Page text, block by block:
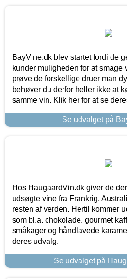
BayVine.dk blev startet fordi de
kunder muligheden for at smage
prøve de forskellige druer man
behøver du derfor heller ikke at
samme vin. Klik her for at se
Se udvalget på
Hos HaugaardVin.dk giver de
udsøgte vine fra Frankrig,
resten af verden. Hertil kommer
som bl.a. chokolade, gourmet
småkager og håndlavede
deres udvalg.
Se udvalget på